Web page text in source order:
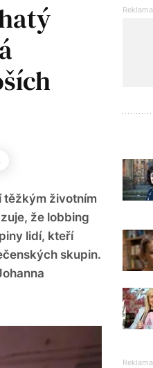
těžkým životním
že lobbing
lidí, kteří
skupin.